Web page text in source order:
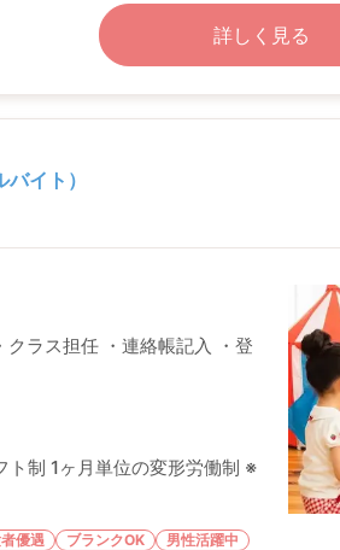
詳しく見る
イト）
ラス担任 ・連絡帳記入 ・登
制 1ヶ月単位の変形労働制 ※
優遇 ブランクOK 男性活躍中